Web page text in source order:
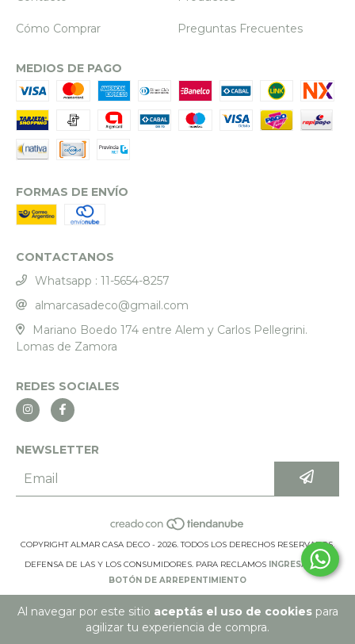
Al navegar por este sitio aceptás el uso de cookiespara
agilizar tu experiencia de compra.
Cómo Comprar Preguntas Frecuentes
MEDIOS DE PAGO
FORMAS DE ENVÍO
CONTACTANOS
Whatsapp : 11-5654-8257
almarcasadeco@gmail.com
Mariano Boedo 174 entre Alem y Carlos Pellegrini.
Lomas de Zamora
REDES SOCIALES
NEWSLETTER
COPYRIGHT ALMAR CASA DECO - 2026. TODOS LOS DERECHOS RESERVADOS.
DEFENSA DE LAS Y LOS CONSUMIDORES. PARA RECLAMOS INGRESÁ ACÁ.
BOTÓN DE ARREPENTIMIENTO